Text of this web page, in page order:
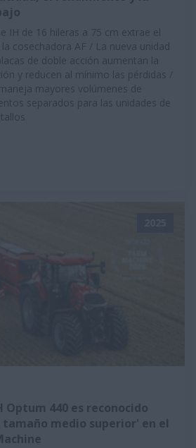
IH de 16 hileras a 75 cm extrae el
cosechadora AF / La nueva unidad
de doble acción aumentan la
y reducen al mínimo las pérdidas /
mayores volúmenes de
separados para las unidades de
Optum 440 es reconocido
medio superior' en el